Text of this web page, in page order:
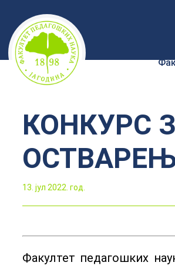
Скочи
на
садржај
КОНКУРС
13. јул 2022. год.
Факултет педагошких